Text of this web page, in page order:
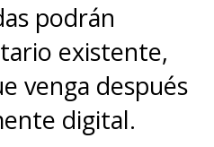
podrán
existente,
venga después
digital.